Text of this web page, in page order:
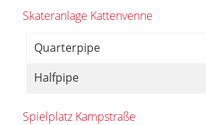
Skateranlage Kattenvenne
Quarterpipe
Halfpipe
Spielplatz Kampstraße